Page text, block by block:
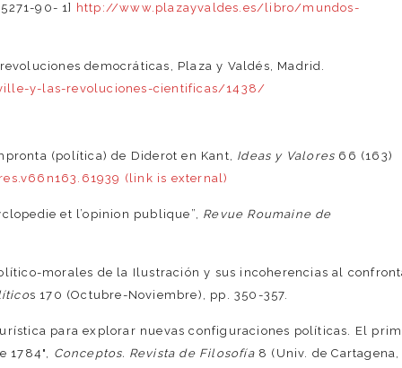
90- 1] http://www.plazayvaldes.es/libro/mundos-
democráticas, Plaza y Valdés, Madrid.
y-las-revoluciones-cientificas/1438/
(política) de Diderot en Kant, Ideas y Valores 66 (163)
(link is external)
et l’opinion publique”, Revue Roumaine de
morales de la Ilustración y sus incoherencias al
s 170 (Octubre-Noviembre), pp. 350-357.
para explorar nuevas configuraciones políticas. El
1784", Conceptos. Revista de Filosofía 8 (Univ. de Cartagena,